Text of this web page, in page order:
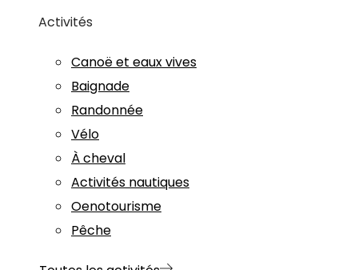
Activités
Canoë et eaux vives
Baignade
Randonnée
Vélo
À cheval
Activités nautiques
Oenotourisme
Pêche